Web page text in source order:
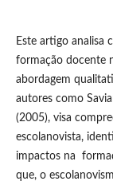
Este artigo analisa
formação docente
abordagem
autores como
(2005), visa
escolanovista,
impactos na
que, o